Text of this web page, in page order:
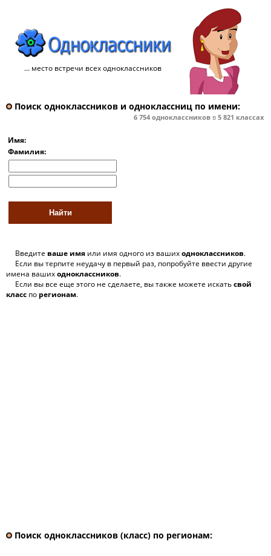
... место встречи всех одноклассников
Поиск одноклассников и одноклассниц по имени:
6 754 одноклассниковв 5 821 классах
Имя:
Фамилия:
Введите ваше имя или имя одного из вашиходноклассников.
Если вы терпите неудачу в первый раз, попробуйте ввести другие
имена вашиходноклассников.
Если вы все еще этого не сделаете, вы также можете искатьсвой
класс по регионам.
Поиск одноклассников (класс) по регионам: